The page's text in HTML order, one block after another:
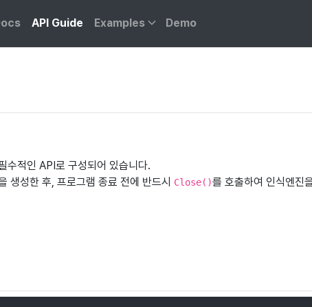
API Guide Examples Demo
수적인 API로 구성되어 있습니다.
생성한 후, 프로그램 종료 전에 반드시
Close()를 호출하여 인식엔진